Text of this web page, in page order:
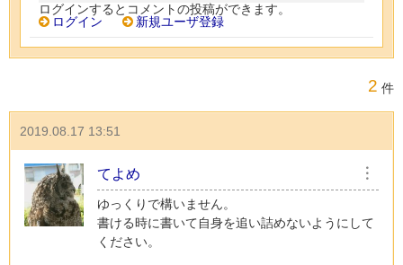
ログインするとコメントの投稿ができます。
ログイン
新規ユーザ登録
2 件
2019.08.17 13:51
てよめ ︙
ゆっくりで構いません。
書ける時に書いて自身を追い詰めないようにして
ください。